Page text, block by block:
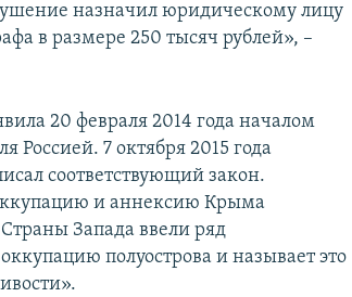
назначил юридическому лицу
в размере 250 тысяч рублей», –
20 февраля 2014 года началом
7 октября 2015 года
соответствующий закон.
и аннексию Крыма
Запада ввели ряд
полуострова и называет это